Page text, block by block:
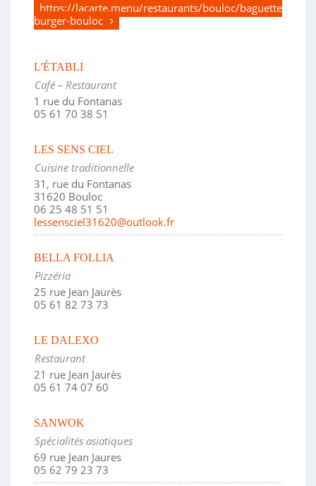
https://lacarte.menu/restaurants/bouloc/baguette-
burger-bouloc
L'ÉTABLI
Café – Restaurant
1 rue du Fontanas
05 61 70 38 51
LES SENS CIEL
Cuisine traditionnelle
31, rue du Fontanas
31620 Bouloc
06 25 48 51 51
lessensciel31620@outlook.fr
BELLA FOLLIA
Pizzéria
25 rue Jean Jaurès
05 61 82 73 73
LE DALEXO
Restaurant
21 rue Jean Jaurès
05 61 74 07 60
SANWOK
Spécialités asiatiques
69 rue Jean Jaures
05 62 79 23 73